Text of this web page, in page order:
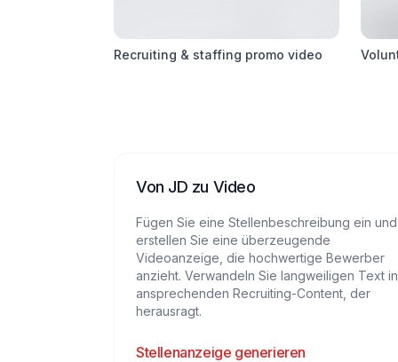
Recruiting & staffing promo video
Von JD zu Video
Fügen Sie eine Stellenbeschreibung ein und
erstellen Sie eine überzeugende
Videoanzeige, die hochwertige Bewerber
anzieht. Verwandeln Sie langweiligen Text in
ansprechenden Recruiting-Content, der
herausragt.
Stellenanzeige generieren